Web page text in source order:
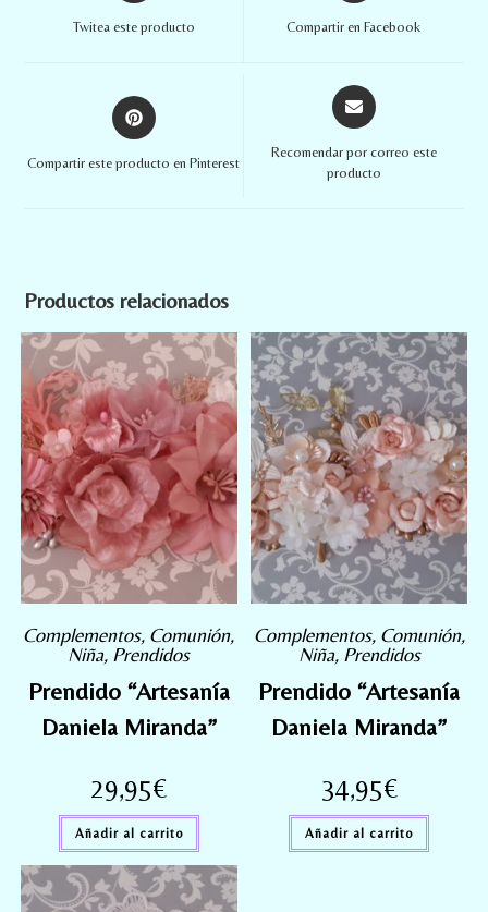
Twitea este producto Compartir en Facebook
Compartir este producto en Pinterest
Recomendar por correo este
producto
Productos relacionados
Complementos, Comunión,
Niña, Prendidos
Prendido “Artesanía
Daniela Miranda”
29,95€
Añadir al carrito
Complementos, Comunión,
Niña, Prendidos
Prendido “Artesanía
Daniela Miranda”
34,95€
Añadir al carrito